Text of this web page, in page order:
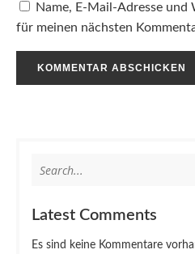
Name, E-Mail-Adresse und
für meinen nächsten
Latest Comments
Es sind keine Kommentare